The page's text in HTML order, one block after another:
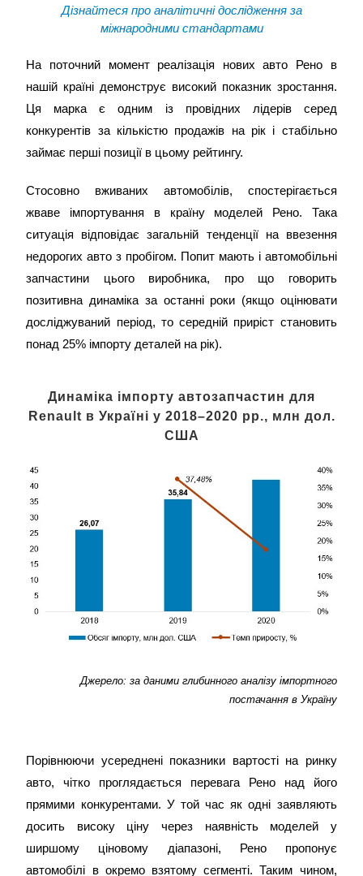
Дізнайтеся про аналітичні дослідження за
міжнародними стандартами
На поточний момент реалізація нових авто Рено в
нашій країні демонструє високий показник зростання.
Ця марка є одним із провідних лідерів серед
конкурентів за кількістю продажів на рік і стабільно
займає перші позиції в цьому рейтингу.
Стосовно вживаних автомобілів, спостерігається
жваве імпортування в країну моделей Рено. Така
ситуація відповідає загальній тенденції на ввезення
недорогих авто з пробігом. Попит мають і автомобільні
запчастини цього виробника, про що говорить
позитивна динаміка за останні роки (якщо оцінювати
досліджуваний період, то середній приріст становить
понад 25% імпорту деталей на рік).
Динаміка імпорту автозапчастин для
Renault в Україні у 2018–2020 рр., млн дол.
США
Джерело: за даними глибинного аналізу імпортного
постачання в Україну
Порівнюючи усереднені показники вартості на ринку
авто, чітко проглядається перевага Рено над його
прямими конкурентами. У той час як одні заявляють
досить високу ціну через наявність моделей у
ширшому ціновому діапазоні, Рено пропонує
автомобілі в окремо взятому сегменті. Таким чином,